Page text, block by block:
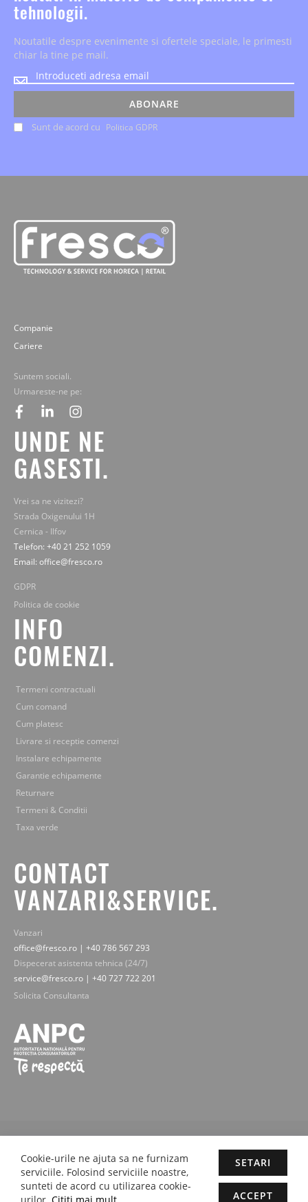
tehnologii.
Noutatile despre evenimente si ofertele speciale, le primesti
chiar la tine pe mail.
Noutatile
despre
si
ofertele
pe
mail.
Sunt de acord cu Politica GDPR
ABONARE
Companie
Cariere
Suntem sociali.
Urmareste-ne pe:
facebook
linkedininstagram
UNDE NE
GASESTI.
Vrei sa ne vizitezi?
Strada Oxigenului 1H
Cernica - Ilfov
Telefon: +40 21 252 1059
Email: office@fresco.ro
GDPR
Politica de cookie
INFO
COMENZI.
Termeni contractuali
Cum comand
Cum platesc
Livrare si receptie comenzi
Instalare echipamente
Garantie echipamente
Returnare
Termeni & Conditii
Taxa verde
CONTACT
VANZARI&SERVICE.
Vanzari
office@fresco.ro | +40 786 567 293
Dispecerat asistenta tehnica (24/7)
service@fresco.ro | +40 727 722 201
Solicita Consultanta
textele si continutul sunt proprietatea legala Fresco Expert srl.
Concept by M-Plays-2 | Site web dezvoltate cu pasiune deproactivit.ro
Cookie-urile ne ajuta sa ne furnizam
serviciile. Folosind serviciile noastre,
sunteti de acord cu utilizarea cookie-
SETARI
ACCEPT